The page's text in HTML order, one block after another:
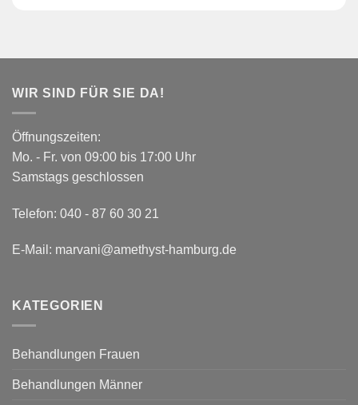
WIR SIND FÜR SIE DA!
Öffnungszeiten:
Mo. - Fr. von 09:00 bis 17:00 Uhr
Samstags geschlossen
Telefon: 040 - 87 60 30 21
E-Mail: marvani@amethyst-hamburg.de
KATEGORIEN
Behandlungen Frauen
Behandlungen Männer